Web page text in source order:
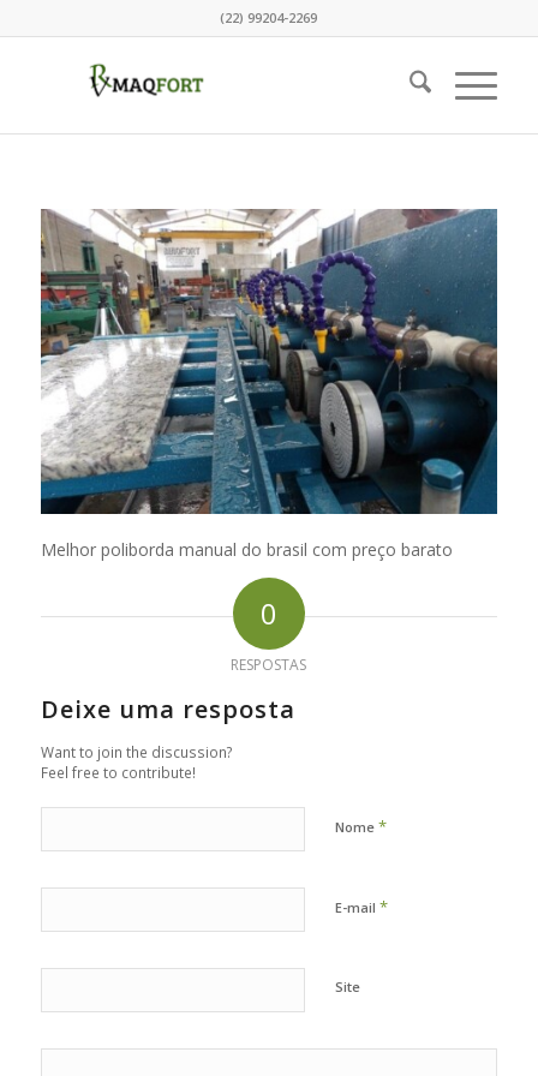
(22) 99204-2269
Melhor poliborda manual do brasil com preço barato
0
RESPOSTAS
Deixe uma resposta
Want to join the discussion?
Feel free to contribute!
Nome *
E-mail *
Site